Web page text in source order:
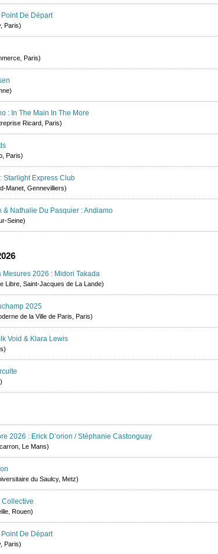
De Départ
Paris)
Paris)
: In The Main In The More
Ricard, Paris)
Paris)
Starlight Express Club
Manet, Gennevilliers)
& Nathalie Du Pasquier : Andiamo
Seine)
Mesures 2026 : Midori Takada
Libre, Saint-Jacques de La Lande)
2025
de la Ville de Paris, Paris)
Void & Klara Lewis
2026 : Erick D’orion / Stéphanie Castonguay
Le Mans)
du Saulcy, Metz)
Rouen)
De Départ
Paris)